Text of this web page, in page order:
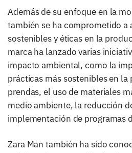
Además de su enfoque en la
también se ha comprometido a
sostenibles y éticas en la
marca ha lanzado varias
impacto ambiental, como la
prácticas más sostenibles en
prendas, el uso de materiales
medio ambiente, la reducción
implementación de programas
Zara Man también ha sido